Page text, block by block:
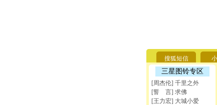
搜狐短信
三星图铃专区
[周杰伦] 千里之外
[誓 言] 求佛
[王力宏] 大城小爱